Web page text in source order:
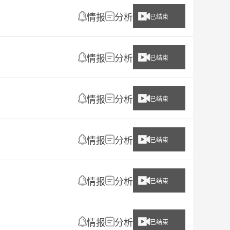
情报 分析 已结束
情报 分析 已结束
情报 分析 已结束
情报 分析 已结束
情报 分析 已结束
情报 分析 已结束